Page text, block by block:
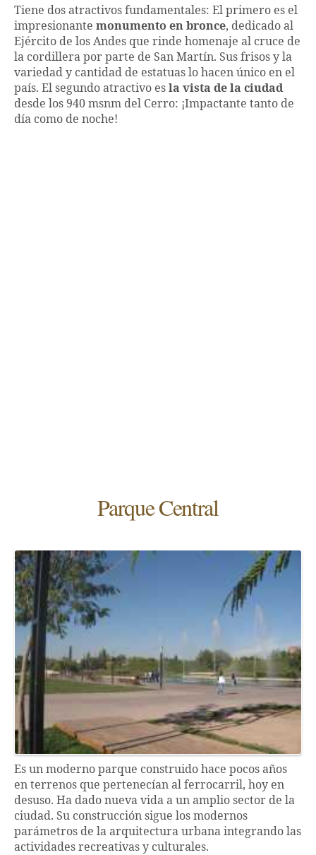
Tiene dos atractivos fundamentales: El primero es el
impresionante monumento en bronce, dedicado al
Ejército de los Andes que rinde homenaje al cruce de
la cordillera por parte de San Martín. Sus frisos y la
variedad y cantidad de estatuas lo hacen único en el
país. El segundo atractivo es la vista de la ciudad
desde los 940 msnm del Cerro: ¡Impactante tanto de
día como de noche!
Parque Central
Es un moderno parque construido hace pocos años
en terrenos que pertenecían al ferrocarril, hoy en
desuso. Ha dado nueva vida a un amplio sector de la
ciudad. Su construcción sigue los modernos
parámetros de la arquitectura urbana integrando las
actividades recreativas y culturales.